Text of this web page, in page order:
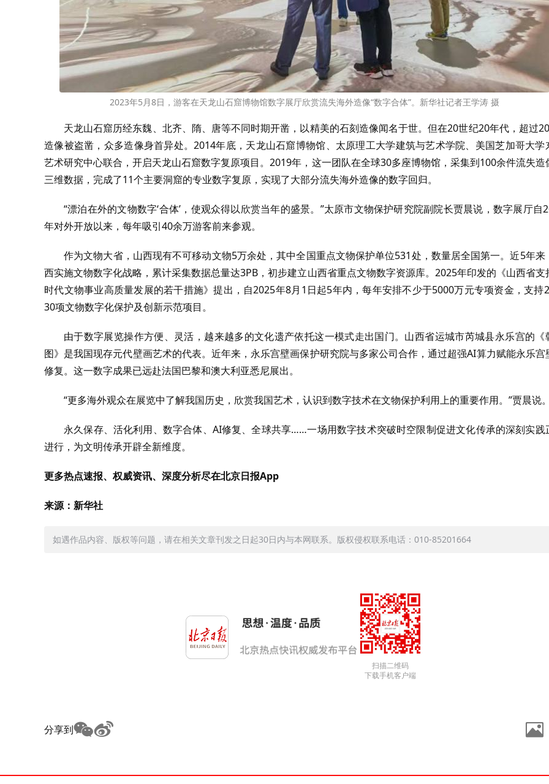
2023年5月8日，游客在天龙山石窟博物馆数字展厅欣赏流失海外造像“数字合体”。新华社记者王学涛 摄
天龙山石窟历经东魏、北齐、隋、唐等不同时期开凿，以精美的石刻造像闻名于世。但在20世纪20年代，超过
造像被盗凿，众多造像身首异处。2014年底，天龙山石窟博物馆、太原理工大学建筑与艺术学院、美国芝加哥大学
艺术研究中心联合，开启天龙山石窟数字复原项目。2019年，这一团队在全球30多座博物馆，采集到100余件流失造
三维数据，完成了11个主要洞窟的专业数字复原，实现了大部分流失海外造像的数字回归。
“漂泊在外的文物数字‘合体’，使观众得以欣赏当年的盛景。”太原市文物保护研究院副院长贾晨说，数字展厅自
年对外开放以来，每年吸引40余万游客前来参观。
作为文物大省，山西现有不可移动文物5万余处，其中全国重点文物保护单位531处，数量居全国第一。近5年来
西实施文物数字化战略，累计采集数据总量达3PB，初步建立山西省重点文物数字资源库。2025年印发的《山西省支
时代文物事业高质量发展的若干措施》提出，自2025年8月1日起5年内，每年安排不少于5000万元专项资金，支持
30项文物数字化保护及创新示范项目。
由于数字展览操作方便、灵活，越来越多的文化遗产依托这一模式走出国门。山西省运城市芮城县永乐宫的《
图》是我国现存元代壁画艺术的代表。近年来，永乐宫壁画保护研究院与多家公司合作，通过超强AI算力赋能永乐宫
修复。这一数字成果已远赴法国巴黎和澳大利亚悉尼展出。
“更多海外观众在展览中了解我国历史，欣赏我国艺术，认识到数字技术在文物保护利用上的重要作用。”贾晨说
永久保存、活化利用、数字合体、AI修复、全球共享……一场用数字技术突破时空限制促进文化传承的深刻实践
进行，为文明传承开辟全新维度。
更多热点速报、权威资讯、深度分析尽在北京日报App
来源：新华社
如遇作品内容、版权等问题，请在相关文章刊发之日起30日内与本网联系。版权侵权联系电话：010-85201664
扫描二维码
下载手机客户端
分享到